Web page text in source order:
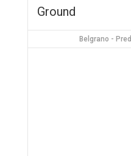
Ground
Belgrano -